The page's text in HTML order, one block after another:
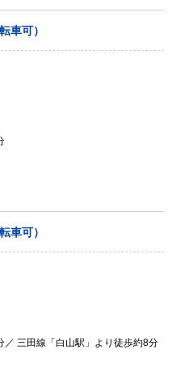
車可）
車可）
三田線「白山駅」より徒歩約8分